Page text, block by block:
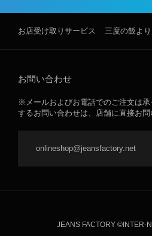
お店受け取りサービス 三度の飯よ
お問い合わせ
※メールおよびお電話でのご注文は
するお問い合わせは、店舗に直接お問
onlineshop@jeansfactory.net
JEANS FACTORY ©INTER-